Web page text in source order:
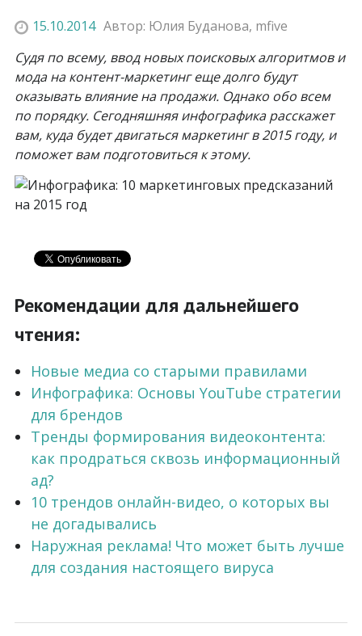
15.10.2014 Автор: Юлия Буданова, mfive
Судя по всему, ввод новых поисковых алгоритмов и
мода на контент-маркетинг еще долго будут
оказывать влияние на продажи. Однако обо всем
по порядку. Сегодняшняя инфографика расскажет
вам, куда будет двигаться маркетинг в 2015 году, и
поможет вам подготовиться к этому.
Рекомендации для дальнейшего
чтения:
Новые медиа со старыми правилами
Инфографика: Основы YouTube стратегии
для брендов
Тренды формирования видеоконтента:
как продраться сквозь информационный
ад?
10 трендов онлайн-видео, о которых вы
не догадывались
Наружная реклама! Что может быть лучше
для создания настоящего вируса